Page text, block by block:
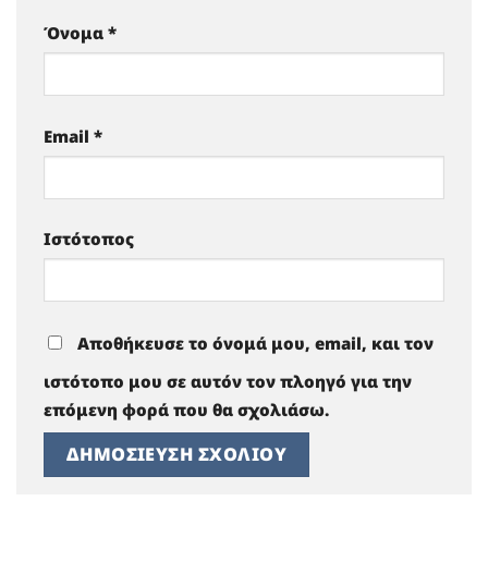
Όνομα *
Email *
Ιστότοπος
Αποθήκευσε το όνομά μου, email, και τον
ιστότοπο μου σε αυτόν τον πλοηγό για την
επόμενη φορά που θα σχολιάσω.